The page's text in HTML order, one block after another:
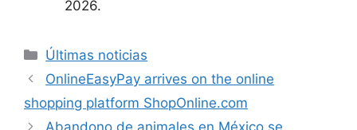
2026.
Categorías
Últimas noticias
OnlineEasyPay arrives on the online
shopping platform ShopOnline.com